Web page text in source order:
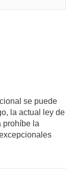
se puede
la actual ley de
prohíbe la